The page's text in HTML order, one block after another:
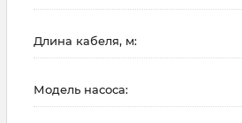
Длина кабеля, м:
Модель насоса: